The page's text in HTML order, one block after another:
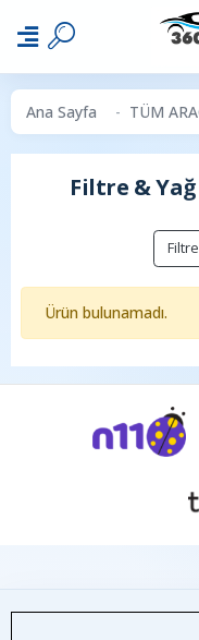
Ana Sayfa TÜM
Filtre &
Ürün bulunamadı.